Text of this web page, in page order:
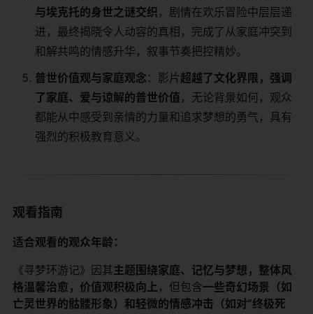
与埃克托的身世之谜交织​ ​，剧情在欢乐冒险中层层递
进，最终揭晓令人动容的真相，完成了从家庭冲突到
和解共鸣的情感升华，叙事节奏把控精妙。
​普世价值观与家庭观念​ ​：影片​​超越了文化界限，强调
了家庭、爱与谅解的普世价值​ ​，无论背景如何，观众
都能从中感受到亲情的力量和追求梦想的勇气，具有
强烈的积极教育意义。
观看指南
​适合观看的观众年龄：​
《寻梦环游记》因其​​主题围绕家庭、记忆与梦想，整体风
格温馨治愈，价值观积极向上​ ​，但包含​​一些奇幻场景（如
亡灵世界的骷髅形象）和轻微的情感冲击（如对“终极死